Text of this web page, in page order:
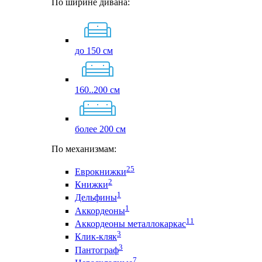
По ширине дивана:
до 150 см
160..200 см
более 200 см
По механизмам:
Еврокнижки25
Книжки2
Дельфины1
Аккордеоны1
Аккордеоны металлокаркас11
Клик-кляк3
Пантограф3
7